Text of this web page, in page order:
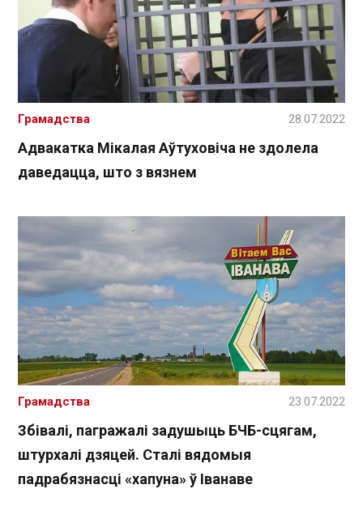
Адвакатка Мікалая Аўтуховіча не здолела
даведацца, што з вязнем
Грамадства 28.07.2022
Збівалі, пагражалі задушыць БЧБ-сцягам,
штурхалі дзяцей. Сталі вядомыя
падрабязнасці «хапуна» ў Іванаве
Грамадства 23.07.2022